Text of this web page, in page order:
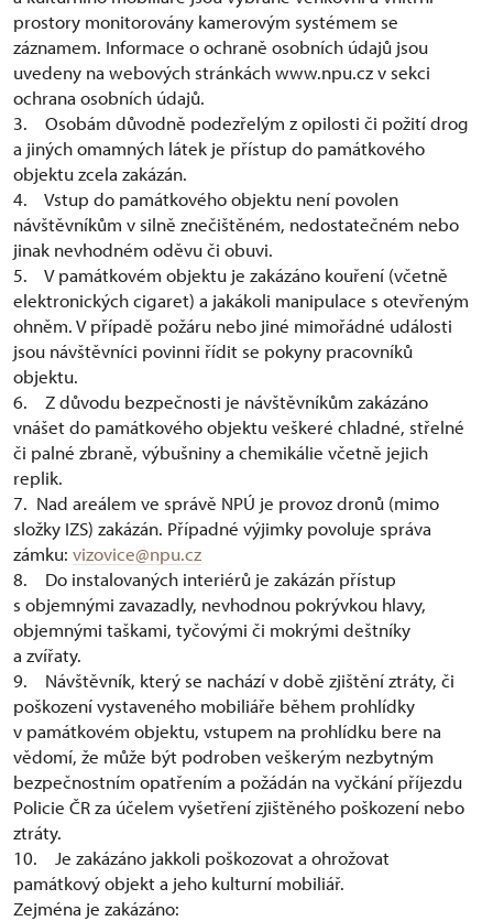
prostory monitorovány kamerovým systémem se
záznamem. Informace o ochraně osobních údajů jsou
uvedeny na webových stránkách www.npu.cz v sekci
ochrana osobních údajů.
3. Osobám důvodně podezřelým z opilosti či požití drog
a jiných omamných látek je přístup do památkového
objektu zcela zakázán.
4. Vstup do památkového objektu není povolen
návštěvníkům v silně znečištěném, nedostatečném nebo
jinak nevhodném oděvu či obuvi.
5. V památkovém objektu je zakázáno kouření (včetně
elektronických cigaret) a jakákoli manipulace s otevřeným
ohněm. V případě požáru nebo jiné mimořádné události
jsou návštěvníci povinni řídit se pokyny pracovníků
objektu.
6. Z důvodu bezpečnosti je návštěvníkům zakázáno
vnášet do památkového objektu veškeré chladné, střelné
či palné zbraně, výbušniny a chemikálie včetně jejich
replik.
7. Nad areálem ve správě NPÚ je provoz dronů (mimo
složky IZS) zakázán. Případné výjimky povoluje správa
zámku: vizovice@npu.cz
8. Do instalovaných interiérů je zakázán přístup
s objemnými zavazadly, nevhodnou pokrývkou hlavy,
objemnými taškami, tyčovými či mokrými deštníky
a zvířaty.
9. Návštěvník, který se nachází v době zjištění ztráty, či
poškození vystaveného mobiliáře během prohlídky
v památkovém objektu, vstupem na prohlídku bere na
vědomí, že může být podroben veškerým nezbytným
bezpečnostním opatřením a požádán na vyčkání příjezdu
Policie ČR za účelem vyšetření zjištěného poškození nebo
ztráty.
10. Je zakázáno jakkoli poškozovat a ohrožovat
památkový objekt a jeho kulturní mobiliář.
Zejména je zakázáno: